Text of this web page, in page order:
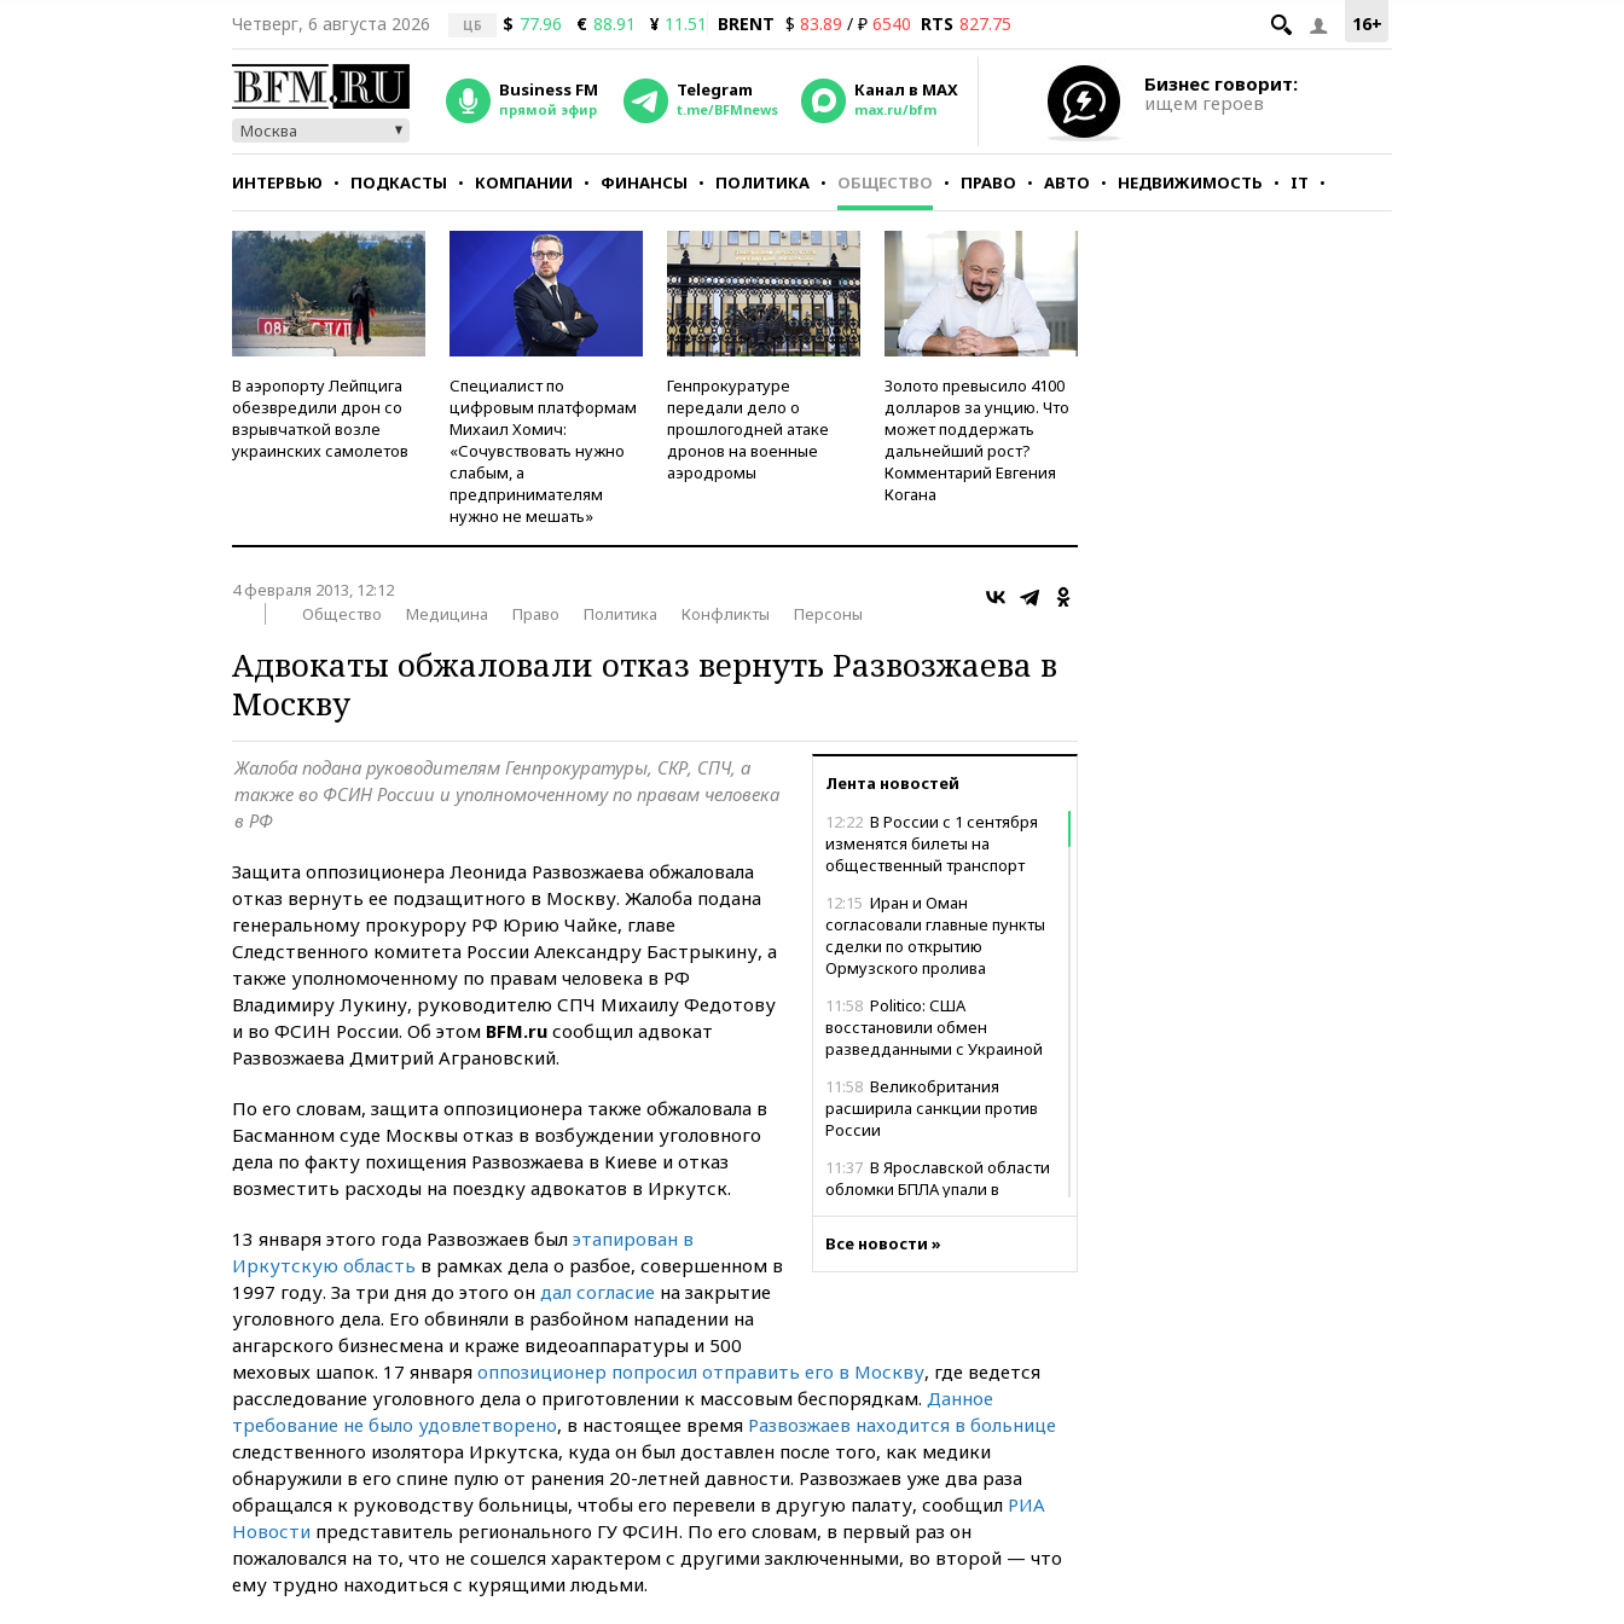
16+
Четверг, 6 августа 2026 ЦБ $ 77.96 € 88.91 ¥ 11.51 BRENT $ 83.89 / ₽ 6540 RTS 827.75
Москва
Business FM
прямой эфир
Telegram
t.me/BFMnews
Канал в MAX
max.ru/bfm
Бизнес говорит:
ищем героев
ИНТЕРВЬЮ ПОДКАСТЫ КОМПАНИИ ФИНАНСЫ ПОЛИТИКА ОБЩЕСТВО ПРАВО АВТО НЕДВИЖИМОСТЬ IT
СТИЛЬ ТЕСТЫ
В аэропорту Лейпцига
обезвредили дрон со
взрывчаткой возле
украинских самолетов
Специалист по
цифровым платформам
Михаил Хомич:
«Сочувствовать нужно
слабым, а
предпринимателям
нужно не мешать»
Генпрокуратуре
передали дело о
прошлогодней атаке
дронов на военные
аэродромы
Золото превысило 4100
долларов за унцию. Что
может поддержать
дальнейший рост?
Комментарий Евгения
Когана
4 февраля 2013, 12:12
Общество
Медицина Право Политика Конфликты Персоны
Адвокаты обжаловали отказ вернуть Развозжаева в
Москву
Лента новостей
12:22 В России с 1 сентября
изменятся билеты на
общественный транспорт
12:15 Иран и Оман
согласовали главные пункты
сделки по открытию
Ормузского пролива
11:58 Politico: США
восстановили обмен
разведданными с Украиной
11:58 Великобритания
расширила санкции против
России
11:37 В Ярославской области
обломки БПЛА упали в
11:19 МИД России ответил на
критику мэра Хиросимы в
сокращении товарооборота
России и Армении на две
трети
10:54Президент ФИФА
Джанни Инфантино сумел
сохранить пост
10:38 Роскачество нашло
кишечную палочку в бургерах
Все новости »
Жалоба подана руководителям Генпрокуратуры, СКР, СПЧ, а
также во ФСИН России и уполномоченному по правам человека
в РФ
Защита оппозиционера Леонида Развозжаева обжаловала
отказ вернуть ее подзащитного в Москву. Жалоба подана
генеральному прокурору РФ Юрию Чайке, главе
Следственного комитета России Александру Бастрыкину, а
также уполномоченному по правам человека в РФ
Владимиру Лукину, руководителю СПЧ Михаилу Федотову
и во ФСИН России. Об этом BFM.ru сообщил адвокат
Развозжаева Дмитрий Аграновский.
По его словам, защита оппозиционера также обжаловала в
Басманном суде Москвы отказ в возбуждении уголовного
дела по факту похищения Развозжаева в Киеве и отказ
возместить расходы на поездку адвокатов в Иркутск.
13 января этого года Развозжаев был этапирован в
Иркутскую область в рамках дела о разбое, совершенном в
1997 году. За три дня до этого он дал согласие на закрытие
уголовного дела. Его обвиняли в разбойном нападении на
ангарского бизнесмена и краже видеоаппаратуры и 500
меховых шапок. 17 января оппозиционер попросил отправить его в Москву, где ведется
расследование уголовного дела о приготовлении к массовым беспорядкам. Данное
требование не было удовлетворено, в настоящее время Развозжаев находится в больнице
следственного изолятора Иркутска, куда он был доставлен после того, как медики
обнаружили в его спине пулю от ранения 20-летней давности. Развозжаев уже два раза
обращался к руководству больницы, чтобы его перевели в другую палату, сообщил РИА
Новости представитель регионального ГУ ФСИН. По его словам, в первый раз он
пожаловался на то, что не сошелся характером с другими заключенными, во второй — что
ему трудно находиться с курящими людьми.